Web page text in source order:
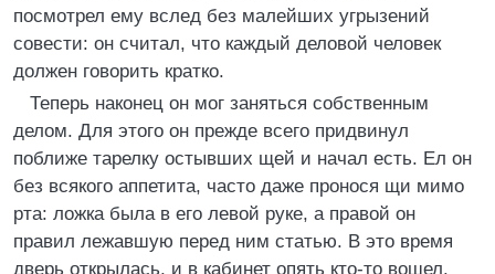
посмотрел ему вслед без малейших угрызений
совести: он считал, что каждый деловой человек
должен говорить кратко.
Теперь наконец он мог заняться собственным
делом. Для этого он прежде всего придвинул
поближе тарелку остывших щей и начал есть. Ел он
без всякого аппетита, часто даже пронося щи мимо
рта: ложка была в его левой руке, а правой он
правил лежавшую перед ним статью. В это время
дверь открылась, и в кабинет опять кто-то вошел.